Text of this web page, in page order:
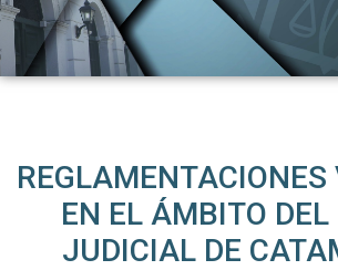
REGLAMENTACIONES
EN EL ÁMBITO DEL
JUDICIAL DE